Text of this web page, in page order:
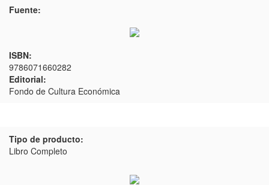
Fuente:
ISBN:
9786071660282
Editorial:
Fondo de Cultura Económica
Tipo de producto:
Libro Completo